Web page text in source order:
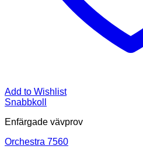
Add to Wishlist
Snabbkoll
Enfärgade vävprov
Orchestra 7560